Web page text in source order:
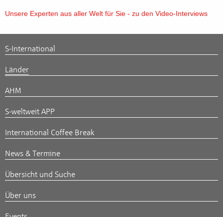
Unsere Experten aus aller Welt für Sie - zu den Video-Interviews
S-International
Länder
AHM
S-weltweit APP
International Coffee Break
News & Termine
Übersicht und Suche
Über uns